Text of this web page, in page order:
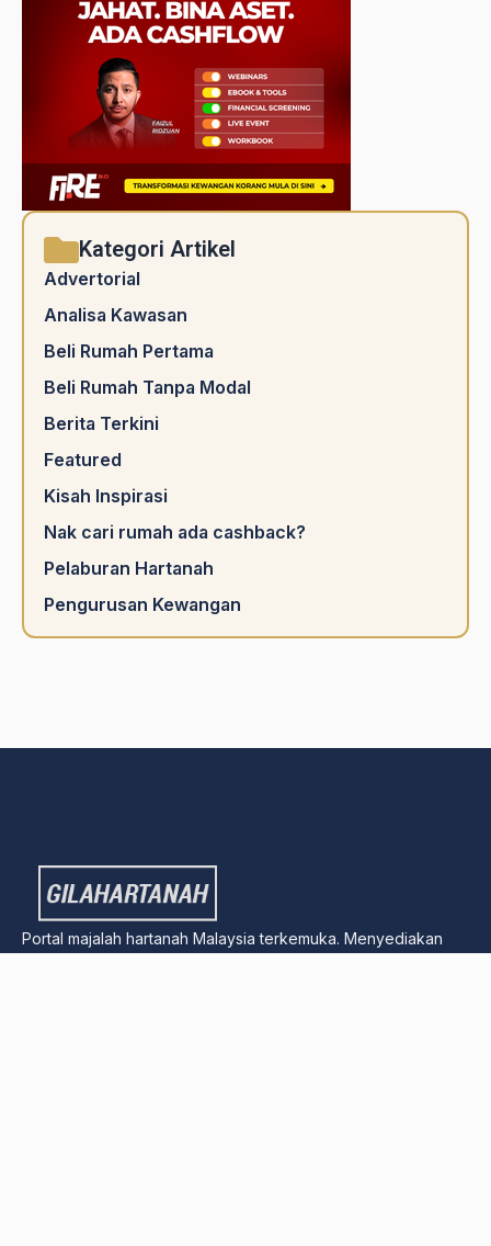
Kategori Artikel
Advertorial
Analisa Kawasan
Beli Rumah Pertama
Beli Rumah Tanpa Modal
Berita Terkini
Featured
Kisah Inspirasi
Nak cari rumah ada cashback?
Pelaburan Hartanah
Pengurusan Kewangan
Portal majalah hartanah Malaysia terkemuka. Menyediakan
tips kewangan, analisa kawasan, dan panduan pelaburan